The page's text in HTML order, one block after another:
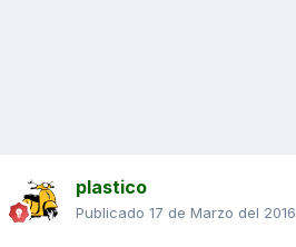
plastico
Publicado 17 de Marzo del 2016